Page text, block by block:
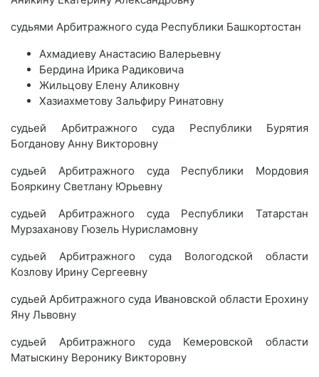
судьями Арбитражного суда Республики Башкортостан
Ахмадиеву Анастасию Валерьевну
Бердина Ирика Радиковича
Жильцову Елену Аликовну
Хазиахметову Зальфиру Ринатовну
судьей Арбитражного суда Республики Бурятия
Богданову Анну Викторовну
судьей Арбитражного суда Республики Мордовия
Бояркину Светлану Юрьевну
судьей Арбитражного суда Республики Татарстан
Мурзаханову Гюзель Нурисламовну
судьей Арбитражного суда Вологодской области
Козлову Ирину Сергеевну
судьей Арбитражного суда Ивановской области Ерохину
Яну Львовну
судьей Арбитражного суда Кемеровской области
Матыскину Веронику Викторовну